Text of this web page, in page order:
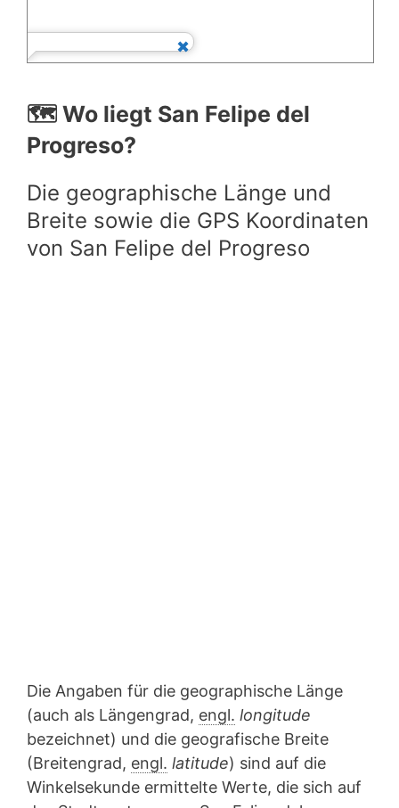
🗺️ Wo liegt San Felipe del
Progreso?
Die geographische Länge und
Breite sowie die GPS Koordinaten
von San Felipe del Progreso
Die Angaben für die geographische Länge
(auch als Längengrad, engl. longitude
bezeichnet) und die geografische Breite
(Breitengrad, engl. latitude) sind auf die
Winkelsekunde ermittelte Werte, die sich auf